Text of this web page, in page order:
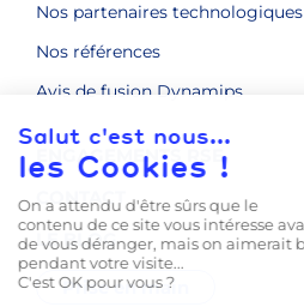
Nos partenaires technologiques
Nos références
Avis de fusion Dynamips
ENGAGEMENTS RSE
CONTACT
LE BLOG
Prise en main